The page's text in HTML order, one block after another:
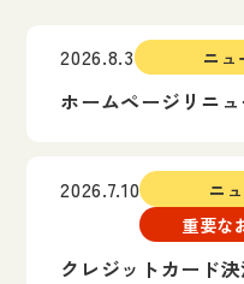
2026.8.3 ニュ
ホームページリニ
2026.7.10
ニ
重要な
クレジットカード